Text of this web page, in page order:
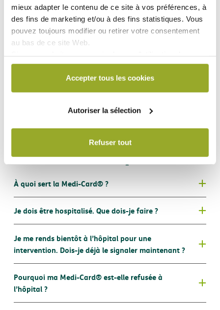
mieux adapter le contenu de ce site à vos préférences, à
des fins de marketing et/ou à des fins statistiques. Vous
pouvez toujours modifier ou retirer votre consentement
au bas de ce site Web.
cookies par DKV ou sur la manière de bloquer et/ou de
supprimer les cookies, veuillez consulter notre
déclaration relative aux cookies, disponible au bas de
Accepter tous les cookies
Autoriser la sélection
Refuser tout
Les documents
Conditions Générales d'Assurance
Document d'information produit (IPID)
DKV Hospi Essential (Primes)
Vous avez une question ?
À quoi sert la Medi-Card® ?
®
DKV Assistance
l’application
Je dois être hospitalisé. Que dois-je faire ?
®
Je me rends bientôt à l’hôpital pour une
intervention. Dois-je déjà le signaler maintenant ?
®
Pourquoi ma Medi-Card® est-elle refusée à
l’hôpital ?